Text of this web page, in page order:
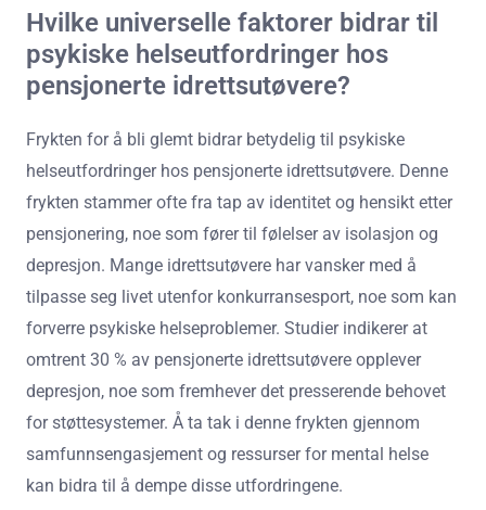
Hvilke universelle faktorer bidrar til
psykiske helseutfordringer hos
pensjonerte idrettsutøvere?
Frykten for å bli glemt bidrar betydelig til psykiske
helseutfordringer hos pensjonerte idrettsutøvere. Denne
frykten stammer ofte fra tap av identitet og hensikt etter
pensjonering, noe som fører til følelser av isolasjon og
depresjon. Mange idrettsutøvere har vansker med å
tilpasse seg livet utenfor konkurransesport, noe som kan
forverre psykiske helseproblemer. Studier indikerer at
omtrent 30 % av pensjonerte idrettsutøvere opplever
depresjon, noe som fremhever det presserende behovet
for støttesystemer. Å ta tak i denne frykten gjennom
samfunnsengasjement og ressurser for mental helse
kan bidra til å dempe disse utfordringene.